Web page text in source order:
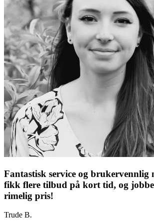
Fantastisk service og brukervennlig
fikk flere tilbud på kort tid, og
rimelig pris!
Trude B.